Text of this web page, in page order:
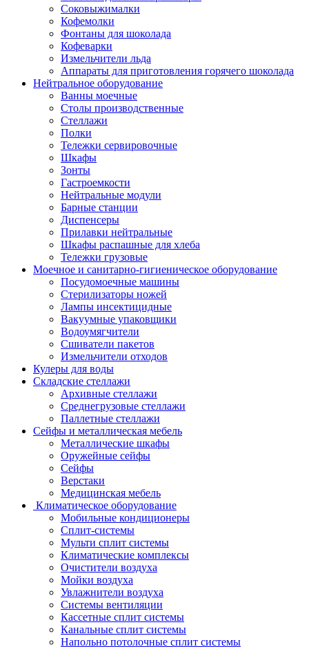
Соковыжималки
Кофемолки
Фонтаны для шоколада
Кофеварки
Измельчители льда
Аппараты для приготовления горячего шоколада
Нейтральное оборудование
Ванны моечные
Столы производственные
Стеллажи
Полки
Тележки сервировочные
Шкафы
Зонты
Гастроемкости
Нейтральные модули
Барные станции
Диспенсеры
Прилавки нейтральные
Шкафы распашные для хлеба
Тележки грузовые
Моечное и санитарно-гигиеническое оборудование
Посудомоечные машины
Стерилизаторы ножей
Лампы инсектицидные
Вакуумные упаковщики
Водоумягчители
Сшиватели пакетов
Измельчители отходов
Кулеры для воды
Складские стеллажи
Архивные стеллажи
Среднегрузовые стеллажи
Паллетные стеллажи
Сейфы и металлическая мебель
Металлические шкафы
Оружейные сейфы
Сейфы
Верстаки
Медицинская мебель
Климатическое оборудование
Мобильные кондиционеры
Сплит-системы
Мульти сплит системы
Климатические комплексы
Очистители воздуха
Мойки воздуха
Увлажнители воздуха
Системы вентиляции
Кассетные сплит системы
Канальные сплит системы
Напольно потолочные сплит системы